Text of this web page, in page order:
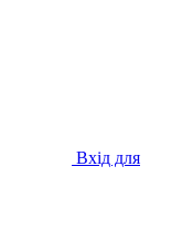
Вхід для